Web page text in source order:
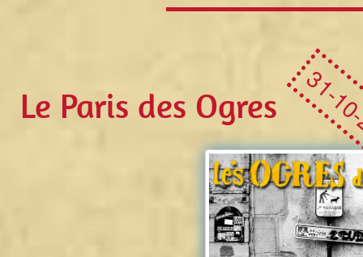
Le Paris des Ogres 31-